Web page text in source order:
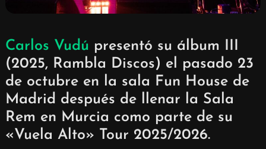
Carlos Vudú presentó su álbum III
(2025, Rambla Discos) el pasado 23
de octubre en la sala Fun House de
Madrid después de llenar la Sala
Rem en Murcia como parte de su
«Vuela Alto» Tour 2025/2026.